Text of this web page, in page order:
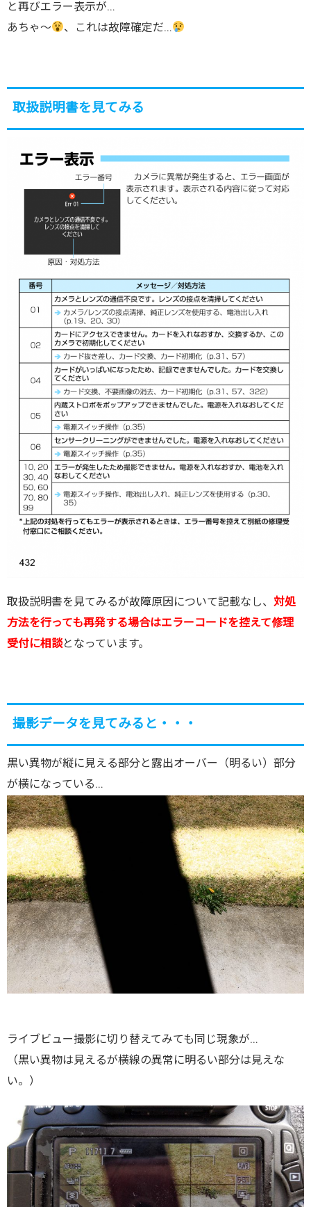
と再びエラー表示が…
あちゃ～
、これは故障確定だ…
取扱説明書を見てみる
取扱説明書を見てみるが故障原因について記載なし、 対処
方法を行っても再発する場合はエラーコードを控えて修理
受付に相談となっています。
撮影データを見てみると・・・
黒い異物が縦に見える部分と露出オーバー（明るい）部分
が横になっている…
ライブビュー撮影に切り替えてみても同じ現象が…
（黒い異物は見えるが横線の異常に明るい部分は見えな
い。）